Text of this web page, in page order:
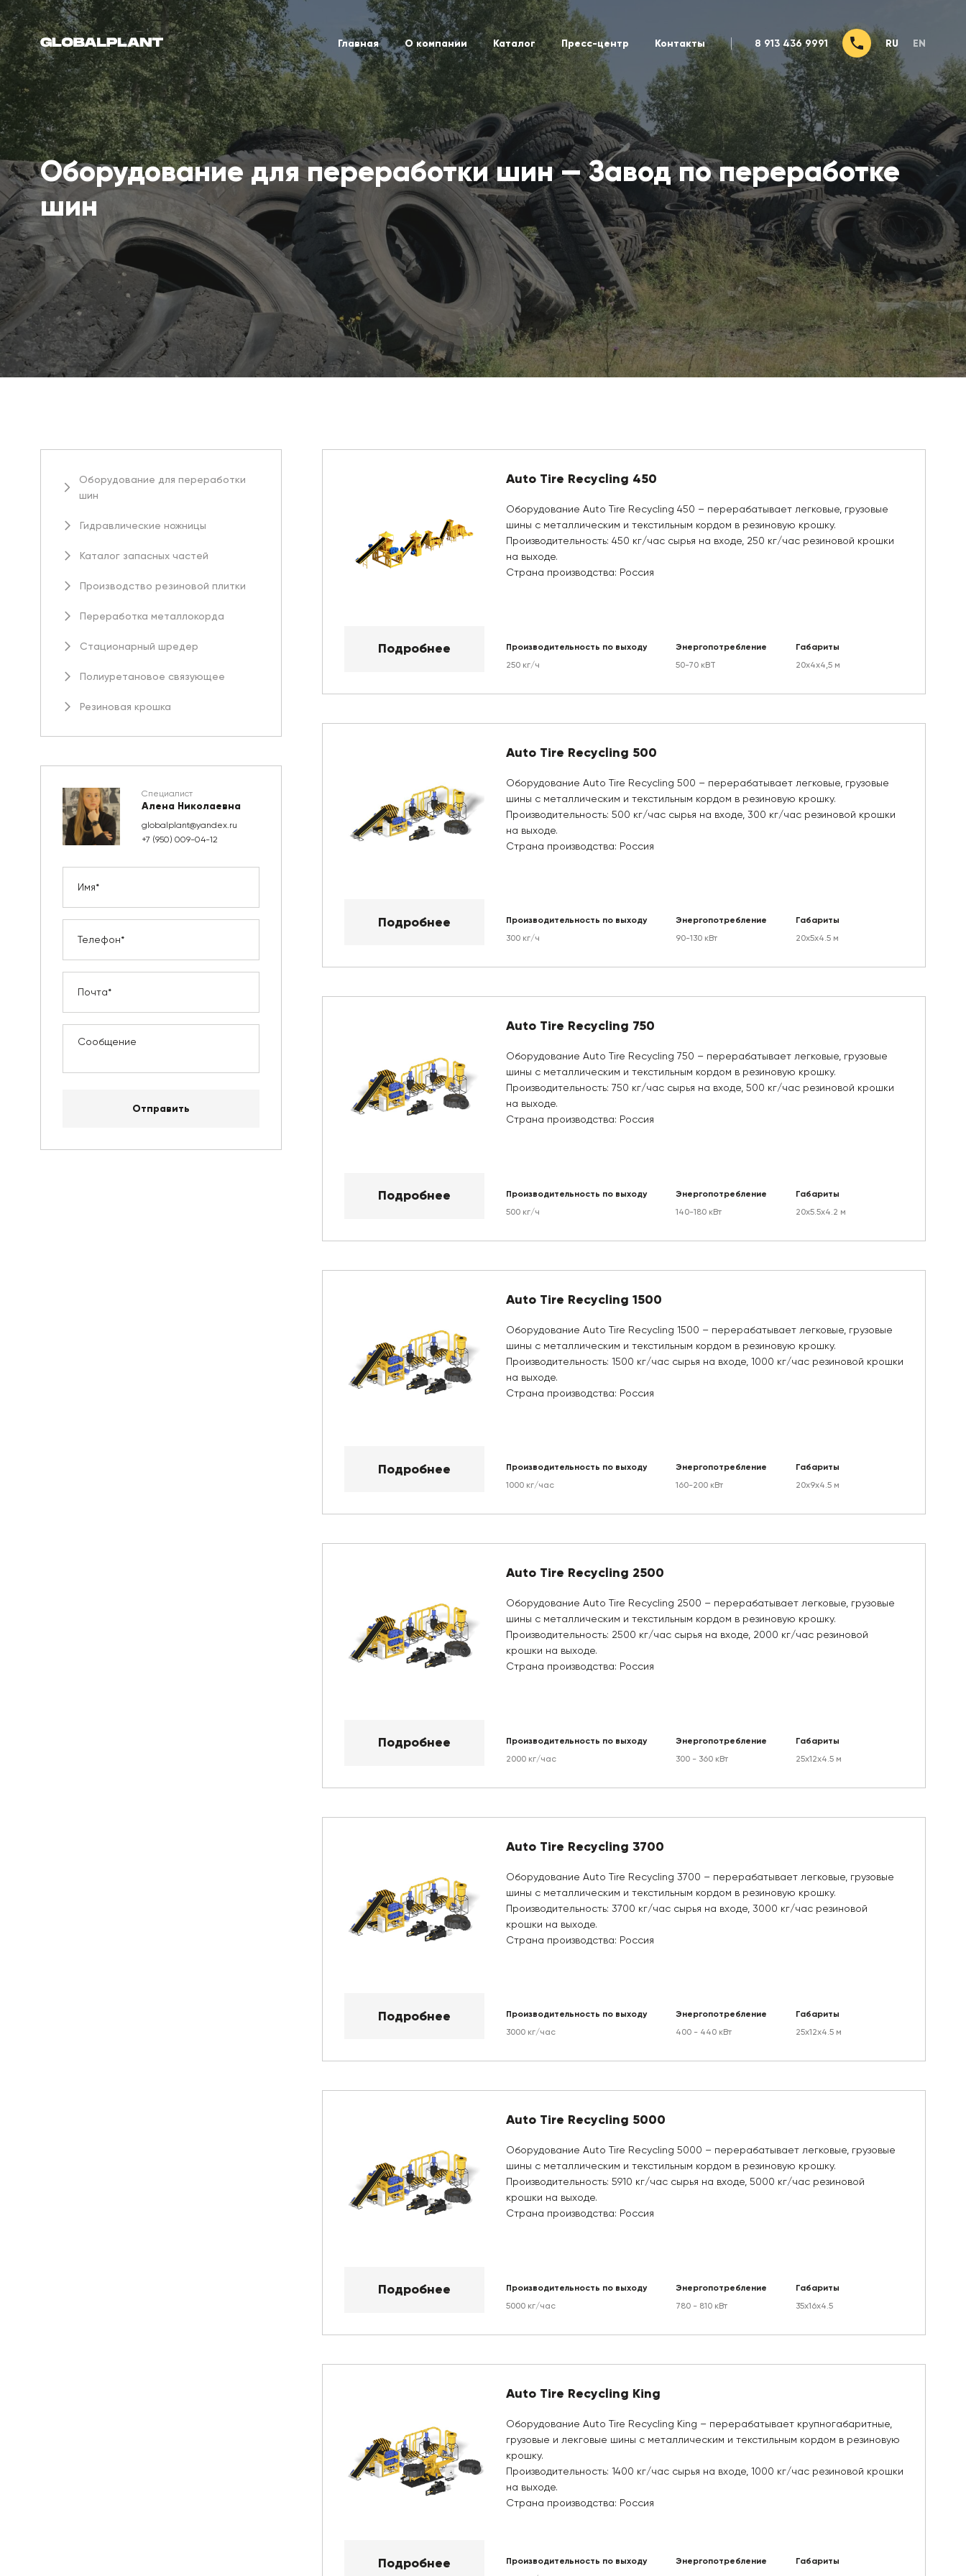
Главная О компании Каталог Пресс-центр Контакты 8 913 436 9991 RU EN
Оборудование для переработки шин — Завод по переработке
шин
Оборудование для переработки
шин
Гидравлические ножницы
Каталог запасных частей
Производство резиновой плитки
Переработка металлокорда
Стационарный шредер
Полиуретановое связующее
Резиновая крошка
Специалист
Алена Николаевна
globalplant@yandex.ru
+7 (950) 009-04-12
Отправить
Подробнее
Auto Tire Recycling 450
Оборудование Auto Tire Recycling 450 – перерабатывает легковые, грузовые
шины с металлическим и текстильным кордом в резиновую крошку.
Производительность: 450 кг/час сырья на входе, 250 кг/час резиновой крошки
на выходе.
Страна производства: Россия
Производительность по выходу
250 кг/ч
Энергопотребление
50-70 кВТ
Габариты
20х4х4,5 м
Подробнее
Auto Tire Recycling 500
Оборудование Auto Tire Recycling 500 – перерабатывает легковые, грузовые
шины с металлическим и текстильным кордом в резиновую крошку.
Производительность: 500 кг/час сырья на входе, 300 кг/час резиновой крошки
на выходе.
Страна производства: Россия
Производительность по выходу
300 кг/ч
Энергопотребление
90-130 кВт
Габариты
20х5х4.5 м
Подробнее
Auto Tire Recycling 750
Оборудование Auto Tire Recycling 750 – перерабатывает легковые, грузовые
шины с металлическим и текстильным кордом в резиновую крошку.
Производительность: 750 кг/час сырья на входе, 500 кг/час резиновой крошки
на выходе.
Страна производства: Россия
Производительность по выходу
500 кг/ч
Энергопотребление
140-180 кВт
Габариты
20х5.5х4.2 м
Подробнее
Auto Tire Recycling 1500
Оборудование Auto Tire Recycling 1500 – перерабатывает легковые, грузовые
шины с металлическим и текстильным кордом в резиновую крошку.
Производительность: 1500 кг/час сырья на входе, 1000 кг/час резиновой крошки
на выходе.
Страна производства: Россия
Производительность по выходу
1000 кг/час
Энергопотребление
160-200 кВт
Габариты
20х9х4.5 м
Подробнее
Auto Tire Recycling 2500
Оборудование Auto Tire Recycling 2500 – перерабатывает легковые, грузовые
шины с металлическим и текстильным кордом в резиновую крошку.
Производительность: 2500 кг/час сырья на входе, 2000 кг/час резиновой
крошки на выходе.
Страна производства: Россия
Производительность по выходу
2000 кг/час
Энергопотребление
300 - 360 кВт
Габариты
25х12х4.5 м
Подробнее
Auto Tire Recycling 3700
Оборудование Auto Tire Recycling 3700 – перерабатывает легковые, грузовые
шины с металлическим и текстильным кордом в резиновую крошку.
Производительность: 3700 кг/час сырья на входе, 3000 кг/час резиновой
крошки на выходе.
Страна производства: Россия
Производительность по выходу
3000 кг/час
Энергопотребление
400 - 440 кВт
Габариты
25х12х4.5 м
Подробнее
Auto Tire Recycling 5000
Оборудование Auto Tire Recycling 5000 – перерабатывает легковые, грузовые
шины с металлическим и текстильным кордом в резиновую крошку.
Производительность: 5910 кг/час сырья на входе, 5000 кг/час резиновой
крошки на выходе.
Страна производства: Россия
Производительность по выходу
5000 кг/час
Энергопотребление
780 - 810 кВт
Габариты
35х16х4.5
Подробнее
Auto Tire Recycling King
Оборудование Auto Tire Recycling King – перерабатывает крупногабаритные,
грузовые и лекговые шины с металлическим и текстильным кордом в резиновую
крошку.
Производительность: 1400 кг/час сырья на входе, 1000 кг/час резиновой крошки
на выходе.
Страна производства: Россия
Производительность по выходу
Энергопотребление
Габариты